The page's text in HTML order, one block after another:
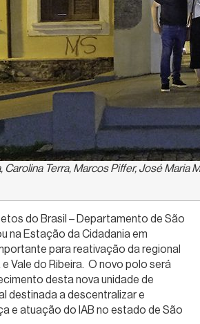
Carolina Terra, Marcos Piffer, José Maria
do Brasil – Departamento de São
na Estação da Cidadania em
para reativação da regional
Vale do Ribeira. O novo polo será
desta nova unidade de
destinada a descentralizar e
e atuação do IAB no estado de São